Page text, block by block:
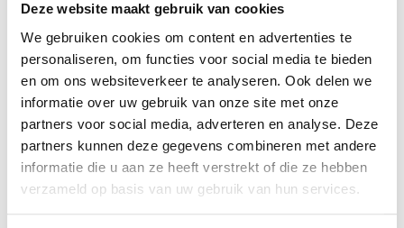
Deze website maakt gebruik van cookies
We gebruiken cookies om content en advertenties te
personaliseren, om functies voor social media te bieden
en om ons websiteverkeer te analyseren. Ook delen we
informatie over uw gebruik van onze site met onze
partners voor social media, adverteren en analyse. Deze
partners kunnen deze gegevens combineren met andere
informatie die u aan ze heeft verstrekt of die ze hebben
verzameld op basis van uw gebruik van hun services.
•⁠ ⁠Gratis verzending vanaf €35,-
•⁠ ⁠Verzending NL €1,95 / verzending BE €2,95
•⁠ ⁠100% waterproof
•⁠ ⁠Premium stainless steel